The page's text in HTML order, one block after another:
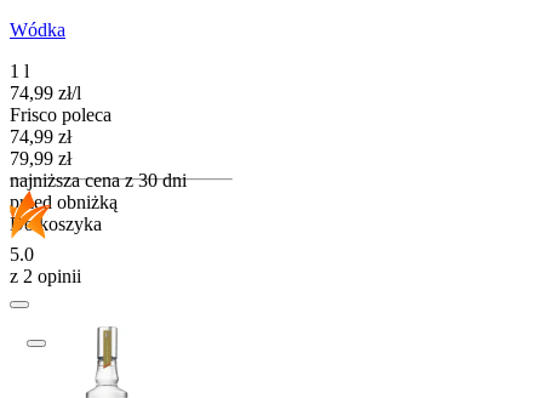
Wódka
1 l
74,99 zł/l
Frisco poleca
Cena promocyjna
74,99 zł
79,99 zł
najniższa cena z 30 dni
przed obniżką
Do koszyka
5.0
z 2 opinii